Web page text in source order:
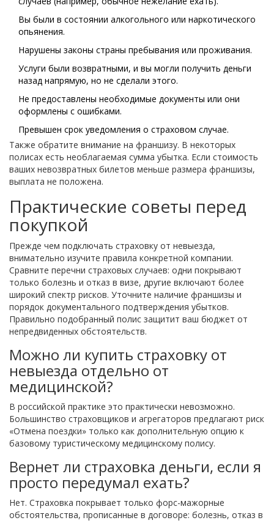
Вы были в состоянии алкогольного или наркотического
опьянения.
Нарушены законы страны пребывания или проживания.
Услуги были возвратными, и вы могли получить деньги
назад напрямую, но не сделали этого.
Не предоставлены необходимые документы или они
оформлены с ошибками.
Превышен срок уведомления о страховом случае.
Также обратите внимание на франшизу. В некоторых
полисах есть необлагаемая сумма убытка. Если стоимость
ваших невозвратных билетов меньше размера франшизы,
выплата не положена.
Практические советы перед
покупкой
Прежде чем подключать страховку от невыезда,
внимательно изучите правила конкретной компании.
Сравните перечни страховых случаев: одни покрывают
только болезнь и отказ в визе, другие включают более
широкий спектр рисков. Уточните наличие франшизы и
порядок документального подтверждения убытков.
Правильно подобранный полис защитит ваш бюджет от
непредвиденных обстоятельств.
Можно ли купить страховку от
невыезда отдельно от
медицинской?
В российской практике это практически невозможно.
Большинство страховщиков и агрегаторов предлагают риск
«Отмена поездки» только как дополнительную опцию к
базовому туристическому медицинскому полису.
Вернет ли страховка деньги, если я
просто передумал ехать?
Нет. Страховка покрывает только форс-мажорные
обстоятельства, прописанные в договоре: болезнь, отказ в